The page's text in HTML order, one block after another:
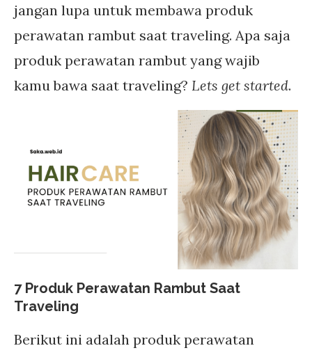
jangan lupa untuk membawa produk
perawatan rambut saat traveling. Apa saja
produk perawatan rambut yang wajib
kamu bawa saat traveling? Lets get started.
7 Produk Perawatan Rambut Saat
Traveling
Berikut ini adalah produk perawatan